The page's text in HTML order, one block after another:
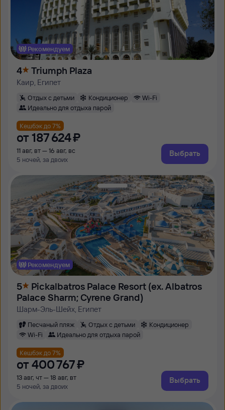
Рекомендуем
4 Triumph Plaza
Каир, Египет
Отдых с детьми Кондиционер
Wi-Fi
Идеально для отдыха парой
Кешбэк до 7%
от 187 ⁠624 ⁠₽
11 авг, вт — 16 авг, вс
5 ночей, за двоих
Выбрать
Рекомендуем
5
Pickalbatros Palace Resort (ex. Albatros
Palace Sharm; Cyrene Grand)
Шарм-Эль-Шейх, Египет
Песчаный пляж Отдых с детьми
Кондиционер
Wi-Fi
Идеально для отдыха парой
Кешбэк до 7%
от 400 ⁠767 ⁠₽
13 авг, чт — 18 авг, вт
5 ночей, за двоих
Выбрать